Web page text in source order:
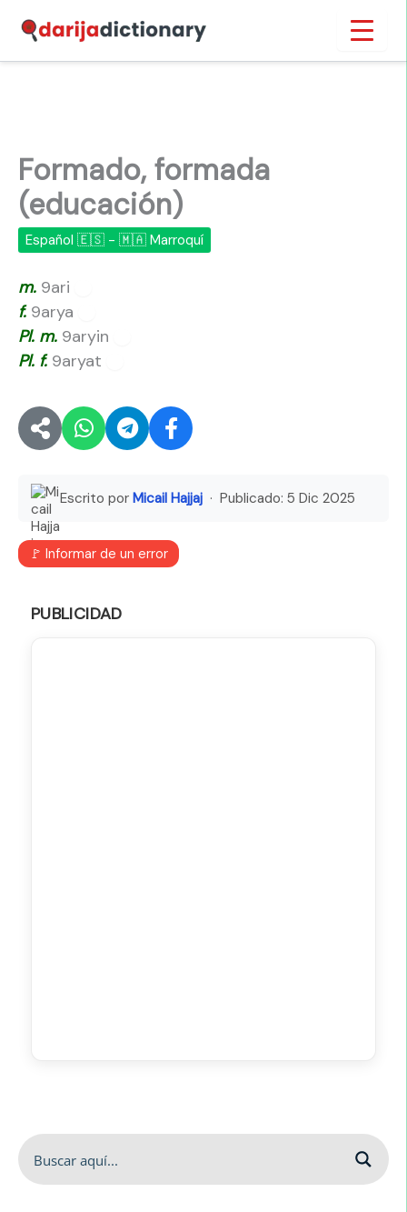
contenido
Inicio Formado, formada (educación)
Formado, formada
(educación)
Español 🇪🇸 - 🇲🇦 Marroquí
m. 9ari
f.9arya
Pl. m. 9aryin
Pl. f.9aryat
Escrito por Micail Hajjaj · Publicado: 5 Dic 2025
🚩 Informar de un error
PUBLICIDAD